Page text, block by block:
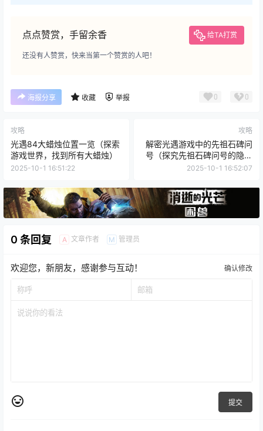
点点赞赏，手留余香 给TA打赏
还没有人赞赏，快来当第一个赞赏的人吧！
海报分享 收藏 举报 0 0
攻略
光遇84大蜡烛位置一览（探索
游戏世界，找到所有大蜡烛）
2025-10-1 16:51:22
攻略
解密光遇游戏中的先祖石碑问
号（探究先祖石碑问号的隐藏
玩法和意义，游戏攻略必备）
2025-10-1 16:52:07
0 条回复 A 文章作者 M 管理员
欢迎您，新朋友，感谢参与互动！ 确认修改
提交